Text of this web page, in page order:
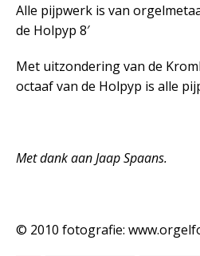
Alle pijpwerk is van
de Holpyp 8′
Met uitzondering van de
octaaf van de Holpyp is alle
Met dank aan Jaap Spaans.
© 2010 fotografie: